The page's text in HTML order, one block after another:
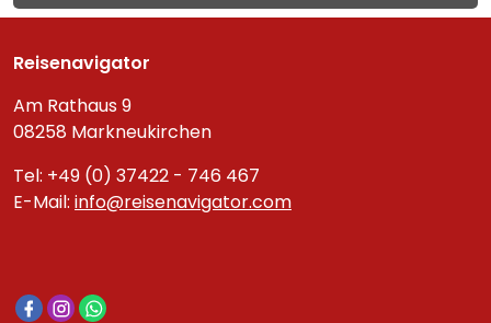
Reisenavigator
Am Rathaus 9
08258 Markneukirchen
Tel: +49 (0) 37422 - 746 467
E-Mail: info@reisenavigator.com